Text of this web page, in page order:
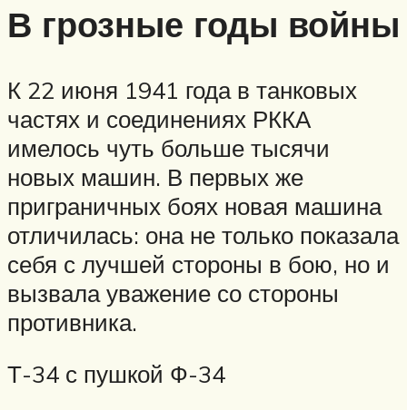
В грозные годы войны
К 22 июня 1941 года в танковых
частях и соединениях РККА
имелось чуть больше тысячи
новых машин. В первых же
приграничных боях новая машина
отличилась: она не только показала
себя с лучшей стороны в бою, но и
вызвала уважение со стороны
противника.
Т-34 с пушкой Ф-34